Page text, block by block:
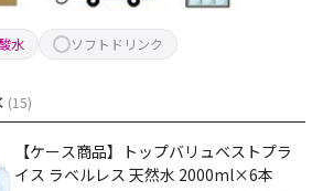
水 ソフトドリンク
(15)
【ケース商品】トップバリュベストプラ
イス ラベルレス 天然水 2000ml×6本